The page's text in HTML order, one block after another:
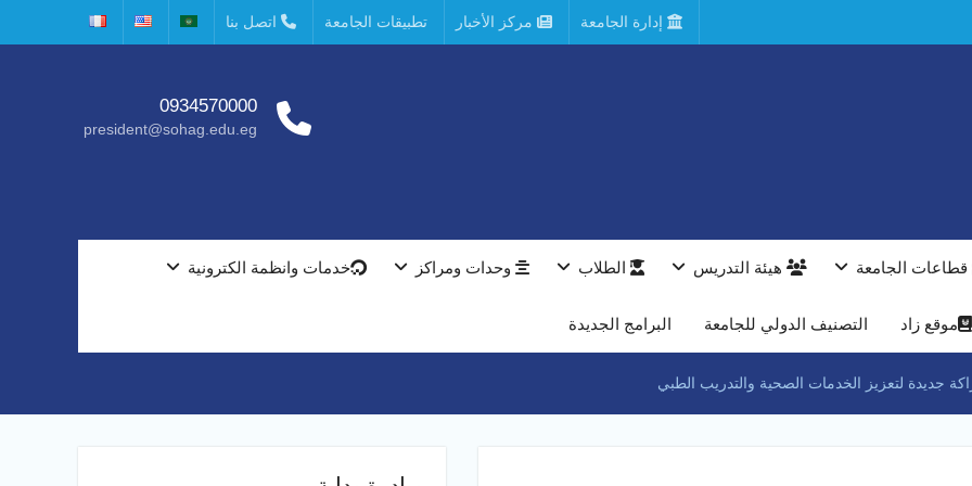
إدارة الجامعة مركز الأخبار تطبيقات الجامعة اتصل بنا
0934570000
president@sohag.edu.eg
قطاعات الجامعة هيئة التدريس الطلاب وحدات ومراكز خدمات وانظمة الكترونية
موقع زاد التصنيف الدولي للجامعة البرامج الجديدة
جديدة لتعزيز الخدمات الصحية والتدريب الطبي